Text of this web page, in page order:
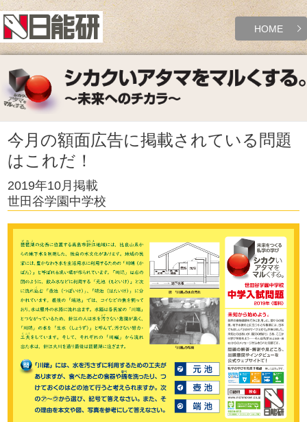
HOME
今月の額面広告に掲載されている問題
はこれだ！
2019年10月掲載
世田谷学園中学校